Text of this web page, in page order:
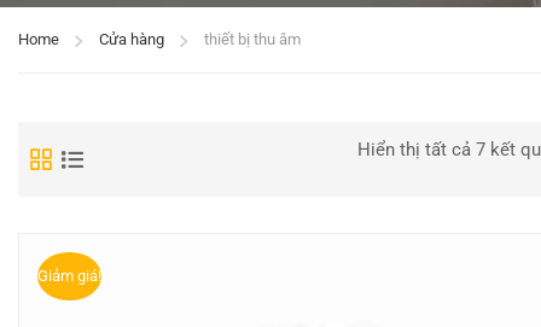
Home Cửa hàng thiết bị thu âm
Hiển thị tất cả 7 kết
Giảm giá!